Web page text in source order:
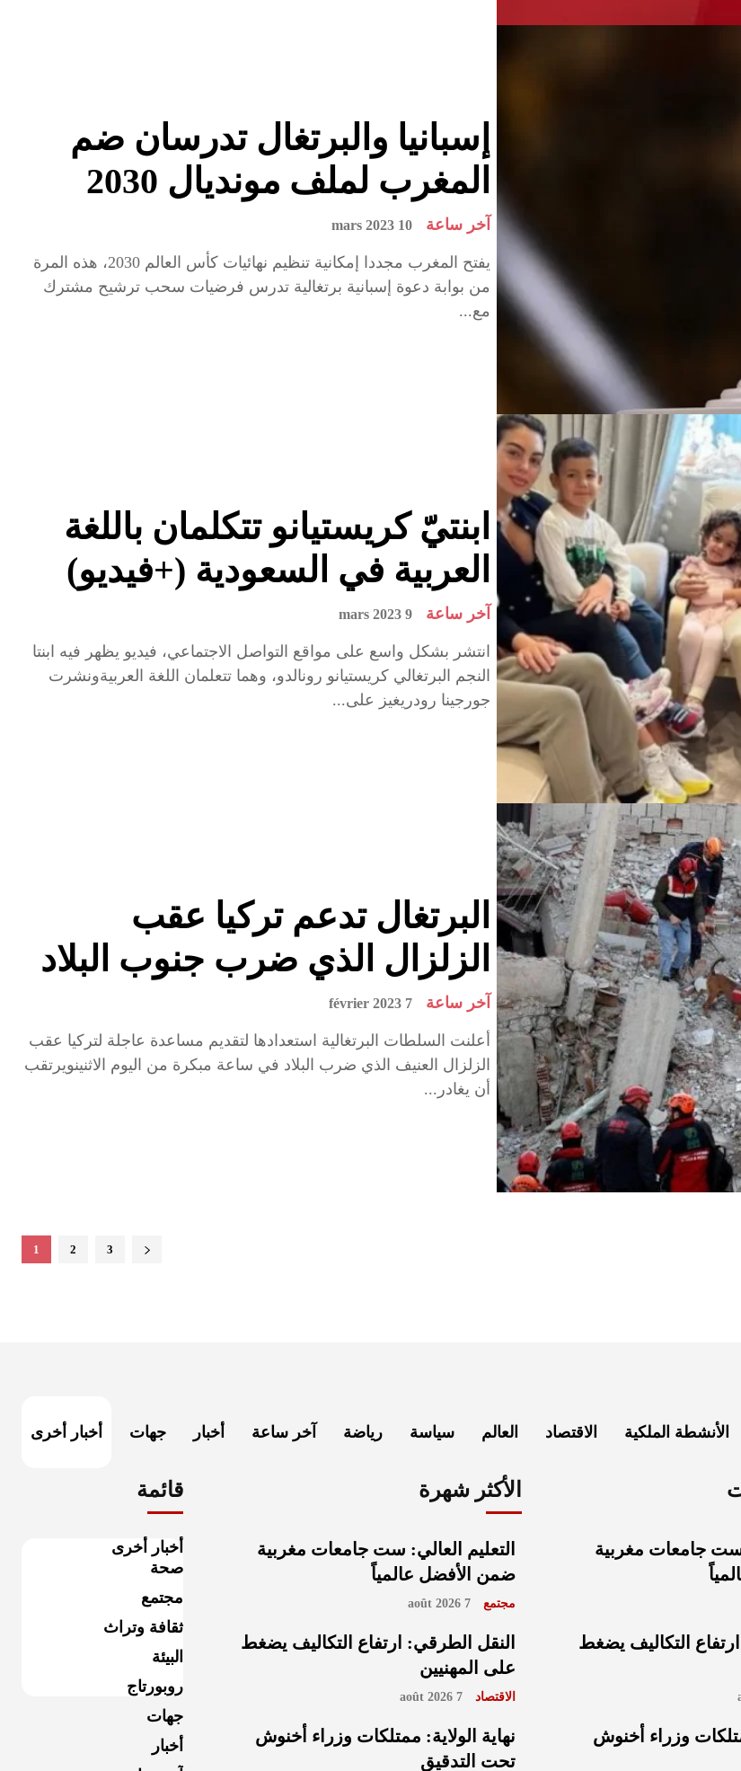
إسبانيا والبرتغال تدرسان ضم
المغرب لملف مونديال 2030
آخر ساعة 10 mars 2023
يفتح المغرب مجددا إمكانية تنظيم نهائيات كأس العالم 2030، هذه المرة
من بوابة دعوة إسبانية برتغالية تدرس فرضيات سحب ترشيح مشترك
مع...
ابنتيّ كريستيانو تتكلمان باللغة
العربية في السعودية (+فيديو)
آخر ساعة 9 mars 2023
انتشر بشكل واسع على مواقع التواصل الاجتماعي، فيديو يظهر فيه ابنتا
النجم البرتغالي كريستيانو رونالدو، وهما تتعلمان اللغة العربيةونشرت
جورجينا رودريغيز على...
البرتغال تدعم تركيا عقب
الزلزال الذي ضرب جنوب البلاد
آخر ساعة 7 février 2023
أعلنت السلطات البرتغالية استعدادها لتقديم مساعدة عاجلة لتركيا عقب
الزلزال العنيف الذي ضرب البلاد في ساعة مبكرة من اليوم الاثنينويرتقب
أن يغادر...
1 2 3
أخبار أخرى جهات أخبار آخر ساعة رياضة سياسة العالم الاقتصاد الأنشطة الملكية
قائمة
أخبار أخرى
صحة
مجتمع
ثقافة وتراث
البيئة
روبورتاج
جهات
أخبار
الأكثر شهرة
التعليم العالي: ست جامعات مغربية
ضمن الأفضل عالمياً
مجتمع 7 août 2026
النقل الطرقي: ارتفاع التكاليف يضغط
على المهنيين
الاقتصاد 7 août 2026
نهاية الولاية: ممتلكات وزراء أخنوش
تحت التدقيق
ست جامعات مغربية
التكاليف يضغط
وزراء أخنوش